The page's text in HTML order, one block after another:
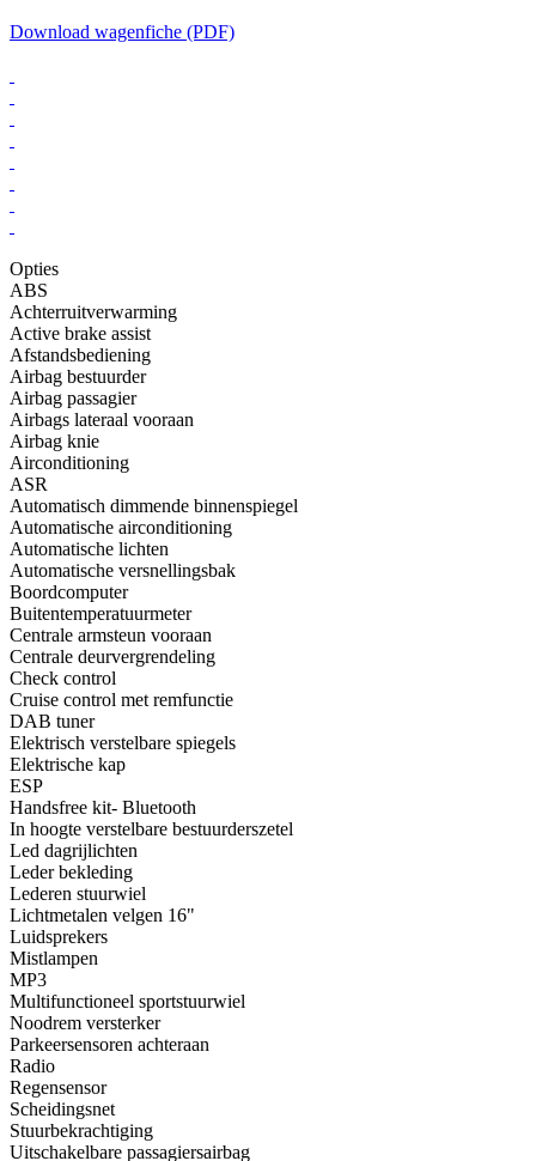
Download wagenfiche (PDF)
Opties
ABS
Achterruitverwarming
Active brake assist
Afstandsbediening
Airbag bestuurder
Airbag passagier
Airbags lateraal vooraan
Airbag knie
Airconditioning
ASR
Automatisch dimmende binnenspiegel
Automatische airconditioning
Automatische lichten
Automatische versnellingsbak
Boordcomputer
Buitentemperatuurmeter
Centrale armsteun vooraan
Centrale deurvergrendeling
Check control
Cruise control met remfunctie
DAB tuner
Elektrisch verstelbare spiegels
Elektrische kap
ESP
Handsfree kit- Bluetooth
In hoogte verstelbare bestuurderszetel
Led dagrijlichten
Leder bekleding
Lederen stuurwiel
Lichtmetalen velgen 16"
Luidsprekers
Mistlampen
MP3
Multifunctioneel sportstuurwiel
Noodrem versterker
Parkeersensoren achteraan
Radio
Regensensor
Scheidingsnet
Stuurbekrachtiging
Uitschakelbare passagiersairbag